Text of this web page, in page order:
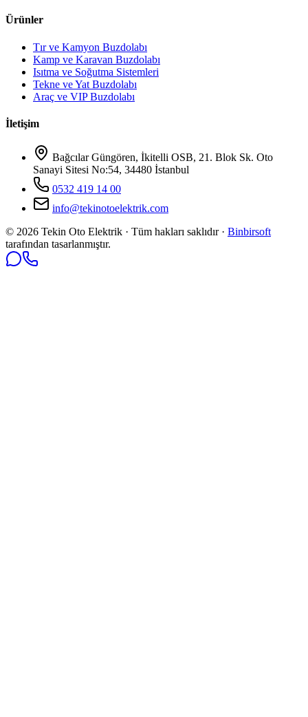
Ürünler
Tır ve Kamyon Buzdolabı
Kamp ve Karavan Buzdolabı
Isıtma ve Soğutma Sistemleri
Tekne ve Yat Buzdolabı
Araç ve VIP Buzdolabı
İletişim
Bağcılar Güngören, İkitelli OSB, 21. Blok Sk. Oto
Sanayi Sitesi No:54, 34480 İstanbul
0532 419 14 00
info@tekinotoelektrik.com
© 2026 Tekin Oto Elektrik · Tüm hakları saklıdır · Binbirsoft
tarafından tasarlanmıştır.